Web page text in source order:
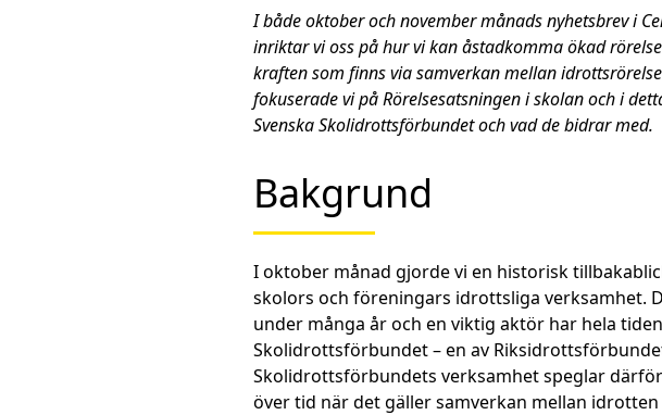
I både oktober och november månads nyhetsbrev i
inriktar vi oss på hur vi kan åstadkomma ökad
kraften som finns via samverkan mellan
fokuserade vi på Rörelsesatsningen i skolan och i
Svenska Skolidrottsförbundet och vad de bidrar med.
Bakgrund
I oktober månad gjorde vi en historisk
skolors och föreningars idrottsliga verksamhet.
under många år och en viktig aktör har hela
Skolidrottsförbundet – en av
Skolidrottsförbundets verksamhet speglar
över tid när det gäller samverkan mellan